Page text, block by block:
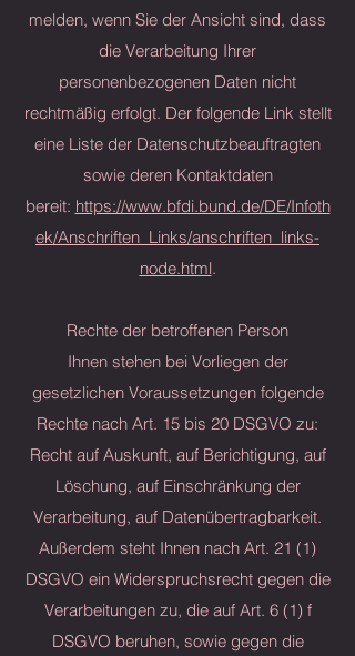
melden, wenn Sie der Ansicht sind, dass
die Verarbeitung Ihrer
personenbezogenen Daten nicht
rechtmäßig erfolgt. Der folgende Link stellt
eine Liste der Datenschutzbeauftragten
sowie deren Kontaktdaten
bereit: https://www.bfdi.bund.de/DE/Infoth
ek/Anschriften_Links/anschriften_links-
node.html.
Rechte der betroffenen Person
Ihnen stehen bei Vorliegen der
gesetzlichen Voraussetzungen folgende
Rechte nach Art. 15 bis 20 DSGVO zu:
Recht auf Auskunft, auf Berichtigung, auf
Löschung, auf Einschränkung der
Verarbeitung, auf Datenübertragbarkeit.
Außerdem steht Ihnen nach Art. 21 (1)
DSGVO ein Widerspruchsrecht gegen die
Verarbeitungen zu, die auf Art. 6 (1) f
DSGVO beruhen, sowie gegen die